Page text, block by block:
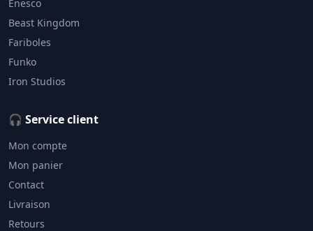
Enesco
Beast Kingdom
Fariboles
Funko
Iron Studios
🎧 Service client
Mon compte
Mon panier
Contact
Livraison
Retours